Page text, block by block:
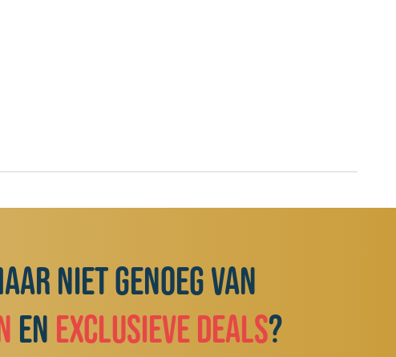
niet genoeg van
en exclusieve deals?